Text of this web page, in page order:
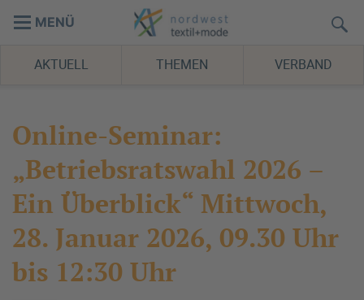
MENÜ
AKTUELL THEMEN VERBAND
Online-Seminar:
„Betriebsratswahl 2026 –
Ein Überblick“ Mittwoch,
28. Januar 2026, 09.30 Uhr
bis 12:30 Uhr